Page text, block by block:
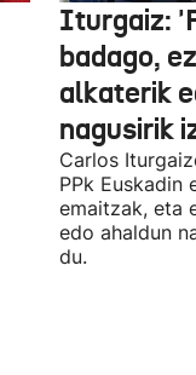
Iturgaiz:
badago,
alkaterik
nagusirik
Carlos
PPk Euskadin
emaitzak, eta
edo ahaldun
du.